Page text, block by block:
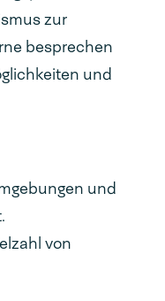
zur
besprechen
und
und
von